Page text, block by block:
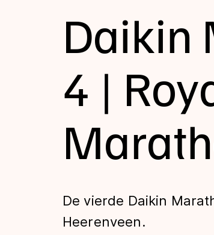
Kalender
Disciplines
Uitslagen
Tijden &
De weg op
Daikin
4 |
De vierde Daikin
Heerenveen.